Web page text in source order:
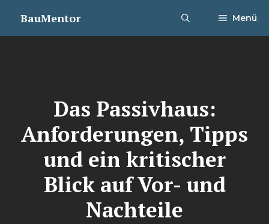
InhaltBauMentor Menü
Das Passivhaus:
Anforderungen, Tipps
und ein kritischer
Blick auf Vor- und
Nachteile